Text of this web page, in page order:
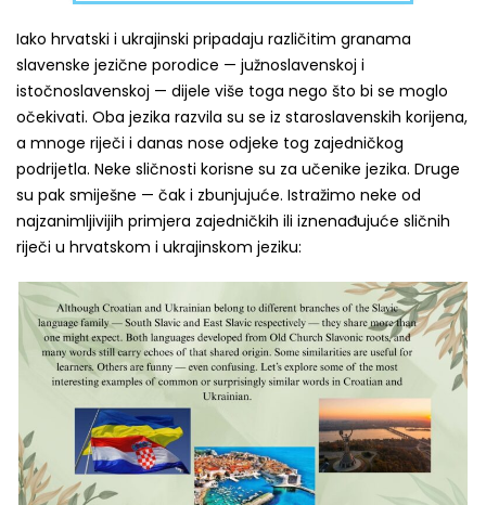
Iako hrvatski i ukrajinski pripadaju različitim granama
slavenske jezične porodice — južnoslavenskoj i
istočnoslavenskoj — dijele više toga nego što bi se moglo
očekivati. Oba jezika razvila su se iz staroslavenskih korijena,
a mnoge riječi i danas nose odjeke tog zajedničkog
podrijetla. Neke sličnosti korisne su za učenike jezika. Druge
su pak smiješne — čak i zbunjujuće. Istražimo neke od
najzanimljivijih primjera zajedničkih ili iznenađujuće sličnih
riječi u hrvatskom i ukrajinskom jeziku: